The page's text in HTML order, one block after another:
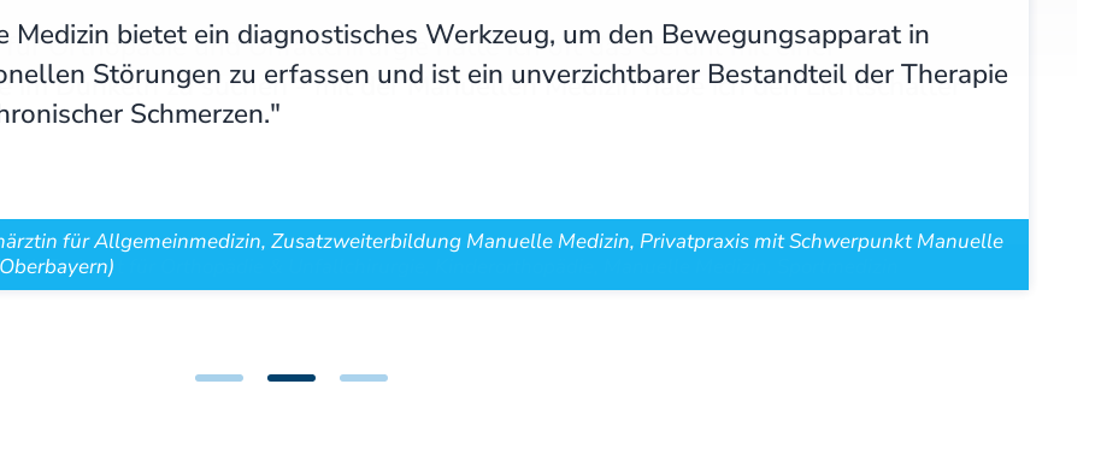
Medizin bietet ein diagnostisches Werkzeug, um den Bewegungsapparat in
Störungen zu erfassen und ist ein unverzichtbarer Bestandteil der Therapie
Schmerzen."
für Allgemeinmedizin, Zusatzweiterbildung Manuelle Medizin, Privatpraxis mit Schwerpunkt Manuelle